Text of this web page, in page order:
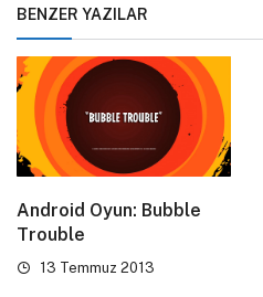
BENZER YAZILAR
Android Oyun: Bubble
Trouble
13 Temmuz 2013